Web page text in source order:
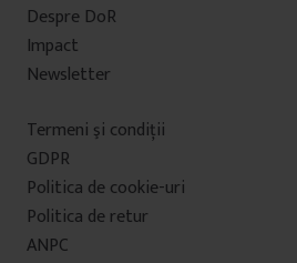
Despre DoR
Impact
Newsletter
Termeni şi condiţii
GDPR
Politica de cookie-uri
Politica de retur
ANPC